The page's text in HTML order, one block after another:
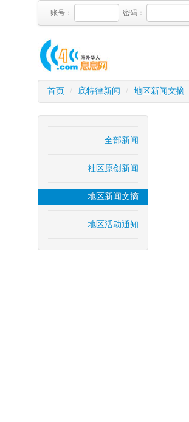
账号： 密码：
首页 / 底特律新闻 / 地区新闻文摘
全部新闻
社区原创新闻
地区新闻文摘
地区活动通知